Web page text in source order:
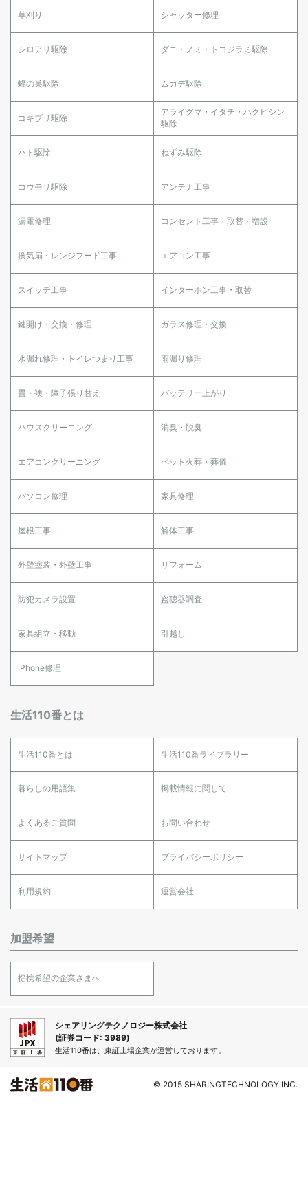
草刈り シャッター修理
シロアリ駆除 ダニ・ノミ・トコジラミ駆除
蜂の巣駆除 ムカデ駆除
ゴキブリ駆除
アライグマ・イタチ・ハクビシン
駆除
ハト駆除 ねずみ駆除
コウモリ駆除 アンテナ工事
漏電修理 コンセント工事・取替・増設
換気扇・レンジフード工事 エアコン工事
スイッチ工事 インターホン工事・取替
鍵開け・交換・修理 ガラス修理・交換
水漏れ修理・トイレつまり工事 雨漏り修理
畳・襖・障子張り替え バッテリー上がり
ハウスクリーニング 消臭・脱臭
エアコンクリーニング ペット火葬・葬儀
パソコン修理 家具修理
屋根工事 解体工事
外壁塗装・外壁工事 リフォーム
防犯カメラ設置 盗聴器調査
家具組立・移動 引越し
iPhone修理
生活110番とは
生活110番とは 生活110番ライブラリー
暮らしの用語集 掲載情報に関して
よくあるご質問 お問い合わせ
サイトマップ プライバシーポリシー
利用規約 運営会社
加盟希望
提携希望の企業さまへ
シェアリングテクノロジー株式会社
(証券コード: 3989)
生活110番は、東証上場企業が運営しております。
© 2015 SHARINGTECHNOLOGY INC.